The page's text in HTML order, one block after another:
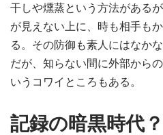
干しや燻蒸という方法がある
が見えない上に、時も相手も
る。その防御も素人にはなか
だが、知らない間に外部から
いうコワイところもある。
記録の暗黒時代？